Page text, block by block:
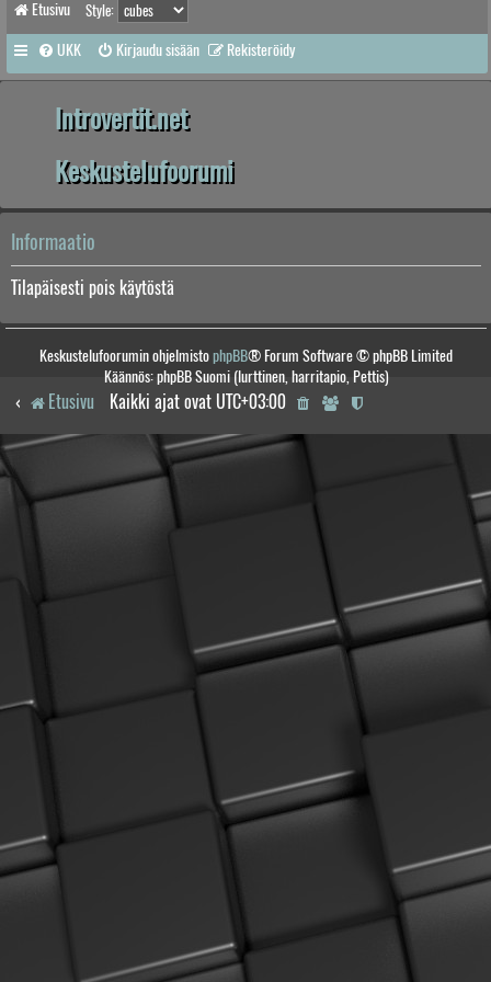
Etusivu Style:
UKK Kirjaudu sisään Rekisteröidy
Introvertit.net
Keskustelufoorumi
Informaatio
Tilapäisesti pois käytöstä
Keskustelufoorumin ohjelmistophpBB® Forum Software © phpBB Limited
Käännös: phpBB Suomi (lurttinen, harritapio, Pettis)
Etusivu Kaikki ajat ovat UTC+03:00